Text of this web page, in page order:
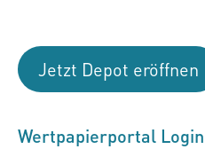
Jetzt Depot eröffnen
Wertpapierportal Login